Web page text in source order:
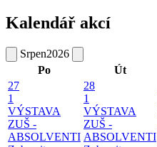
Kalendář akcí
Srpen2026
Po
Út
27
1
VÝSTAVA
ZUŠ -
ABSOLVENTI
28
1
VÝSTAVA
ZUŠ -
ABSOLVENTI